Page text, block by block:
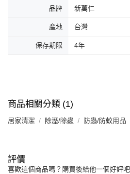
品牌 新萬仁
產地 台灣
保存期限 4年
商品相關分類 (1)
居家清潔 除溼/除蟲 防蟲/防蚊用品
評價
喜歡這個商品嗎？購買後給他一個好評吧